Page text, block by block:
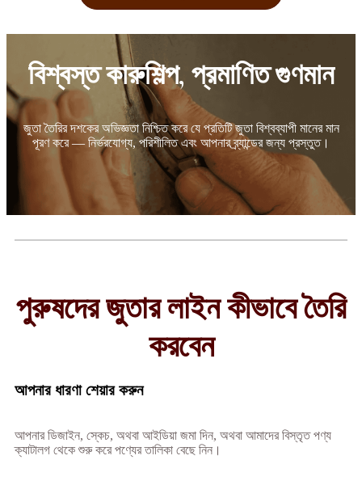
বিশ্বস্ত কারুশিল্প, প্রমাণিত গুণমান
জুতা তৈরির দশকের অভিজ্ঞতা নিশ্চিত করে যে প্রতিটি জুতা বিশ্বব্যাপী মানের মান
পূরণ করে — নির্ভরযোগ্য, পরিশীলিত এবং আপনার ব্র্যান্ডের জন্য প্রস্তুত।
পুরুষদের জুতার লাইন কীভাবে তৈরি
করবেন
আপনার ধারণা শেয়ার করুন
আপনার ডিজাইন, স্কেচ, অথবা আইডিয়া জমা দিন, অথবা আমাদের বিস্তৃত পণ্য
ক্যাটালগ থেকে শুরু করে পণ্যের তালিকা বেছে নিন।